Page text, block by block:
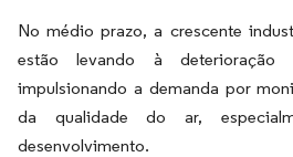
No médio prazo, a crescente
estão levando à
impulsionando a demanda por
da qualidade do ar,
desenvolvimento.